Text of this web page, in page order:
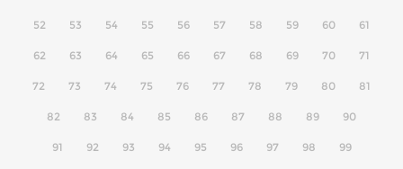
52 53 54 55 56 57 58 59 60 61
62 63 64 65 66 67 68 69 70 71
72 73 74 75 76 77 78 79 80 81
82 83 84 85 86 87 88 89 90
91 92 93 94 95 96 97 98 99